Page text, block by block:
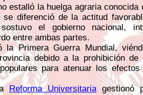
estalló la huelga agraria conocida
diferenció de la actitud
el gobierno nacional,
entre ambas partes.
la Primera Guerra Mundial,
debido a la prohibición de
para atenuar los
Reforma Universitariagestionó